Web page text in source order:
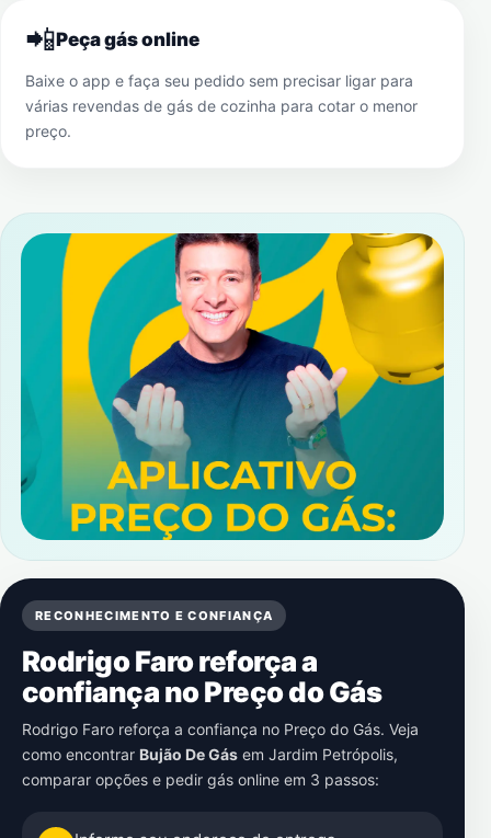
📲Peça gás online
Baixe o app e faça seu pedido sem precisar ligar para
várias revendas de gás de cozinha para cotar o menor
preço.
RECONHECIMENTO E CONFIANÇA
Rodrigo Faro reforça a
confiança no Preço do Gás
Rodrigo Faro reforça a confiança no Preço do Gás. Veja
como encontrar Bujão De Gás em Jardim Petrópolis,
comparar opções e pedir gás online em 3 passos: